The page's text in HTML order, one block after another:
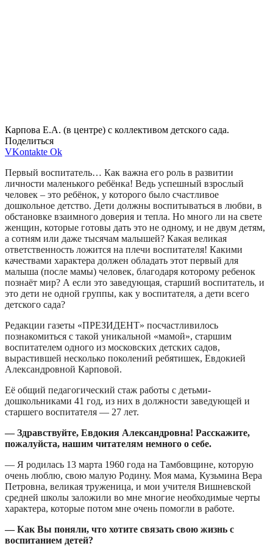
Карпова Е.А. (в центре) с коллективом детского сада.
Поделиться
VKontakte Ok
Первый воспитатель… Как важна его роль в развитии
личности маленького ребёнка! Ведь успешный взрослый
человек – это ребёнок, у которого было счастливое
дошкольное детство. Дети должны воспитываться в любви, в
обстановке взаимного доверия и тепла. Но много ли на свете
женщин, которые готовы дать это не одному, и не двум детям,
а сотням или даже тысячам малышей? Какая великая
ответственность ложится на плечи воспитателя! Какими
качествами характера должен обладать этот первый для
малыша (после мамы) человек, благодаря которому ребенок
познаёт мир? А если это заведующая, старший воспитатель, и
это дети не одной группы, как у воспитателя, а дети всего
детского сада?
Редакции газеты «ПРЕЗИДЕНТ» посчастливилось
познакомиться с такой уникальной «мамой», старшим
воспитателем одного из московских детских садов,
вырастившей несколько поколений ребятишек, Евдокией
Александровной Карповой.
Её общий педагогический стаж работы с детьми-
дошкольниками 41 год, из них в должности заведующей и
старшего воспитателя — 27 лет.
— Здравствуйте, Евдокия Александровна! Расскажите,
пожалуйста, нашим читателям немного о себе.
— Я родилась 13 марта 1960 года на Тамбовщине, которую
очень люблю, свою малую Родину. Моя мама, Кузьмина Вера
Петровна, великая труженица, и мои учителя Вишневской
средней школы заложили во мне многие необходимые черты
характера, которые потом мне очень помогли в работе.
— Как Вы поняли, что хотите связать свою жизнь с
воспитанием детей?